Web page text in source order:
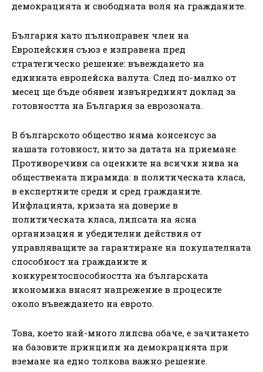
демокрацията и свободната воля на гражданите.
България като пълноправен член на
Европейския съюз е изправена пред
стратегическо решение: въвеждането на
единната европейска валута. След по-малко от
месец ще бъде обявен извънредният доклад за
готовността на България за еврозоната.
В българското общество няма консенсус за
нашата готовност, нито за датата на приемане.
Противоречиви са оценките на всички нива на
обществената пирамида: в политическата класа,
в експертните среди и сред гражданите.
Инфлацията, кризата на доверие в
политическата класа, липсата на ясна
организация и убедителни действия от
управляващите за гарантиране на покупателната
способност на гражданите и
конкурентоспособността на българската
икономика внасят напрежение в процесите
около въвеждането на еврото.
Това, което най-много липсва обаче, е зачитането
на базовите принципи на демокрацията при
вземане на едно толкова важно решение.